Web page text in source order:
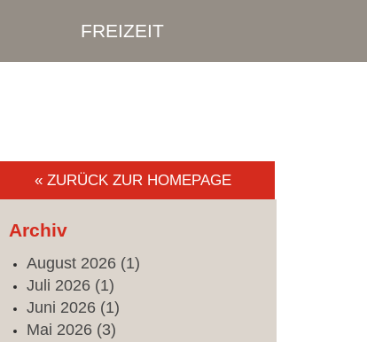
FREIZEIT
« ZURÜCK ZUR HOMEPAGE
Archiv
August 2026 (1)
Juli 2026 (1)
Juni 2026 (1)
Mai 2026 (3)